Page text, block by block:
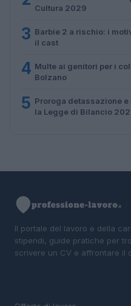
Cultura 2029
3 Barbie 2 a rischio: i
il cast
4 Multe ai genitori per i
Bolzano
5 Proroga detassazione
la Legge di Bilancio
Il portale del lavoro e della
stipendi, guide pratiche per
scrivere un CV e affrontare il